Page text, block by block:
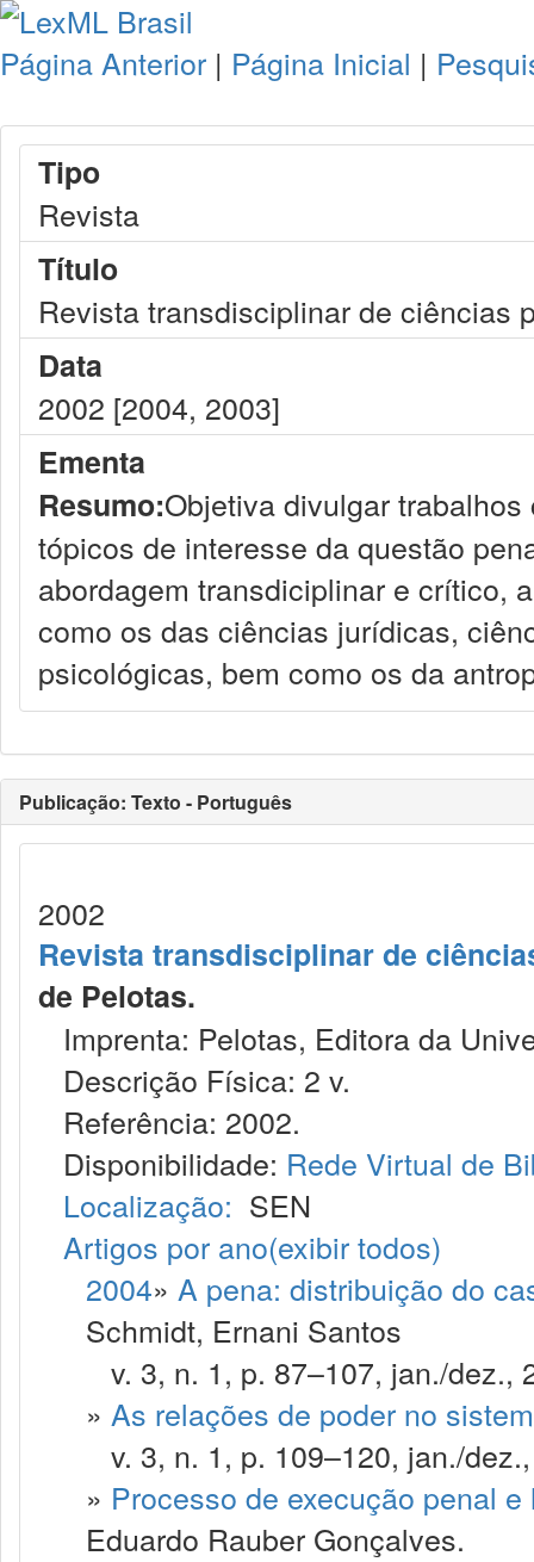
Página Anterior | Página Inicial |
Tipo
Revista
Título
Revista transdisciplinar de ciências
Data
2002 [2004, 2003]
Ementa
Resumo:Objetiva divulgar
tópicos de interesse da questão
abordagem transdiciplinar e crítico,
como os das ciências jurídicas,
psicológicas, bem como os da
Publicação: Texto - Português
2002
Revista transdisciplinar de
de Pelotas.
Imprenta: Pelotas, Editora da
Descrição Física: 2 v.
Referência: 2002.
Disponibilidade: Rede Virtual de
Localização: SEN
Artigos por ano(exibir todos)
2004» A pena: distribuição do
Schmidt, Ernani Santos
v. 3, n. 1, p. 87–107, jan./dez.,
» As relações de poder no
v. 3, n. 1, p. 109–120, jan./
» Processo de execução penal
Eduardo Rauber Gonçalves.